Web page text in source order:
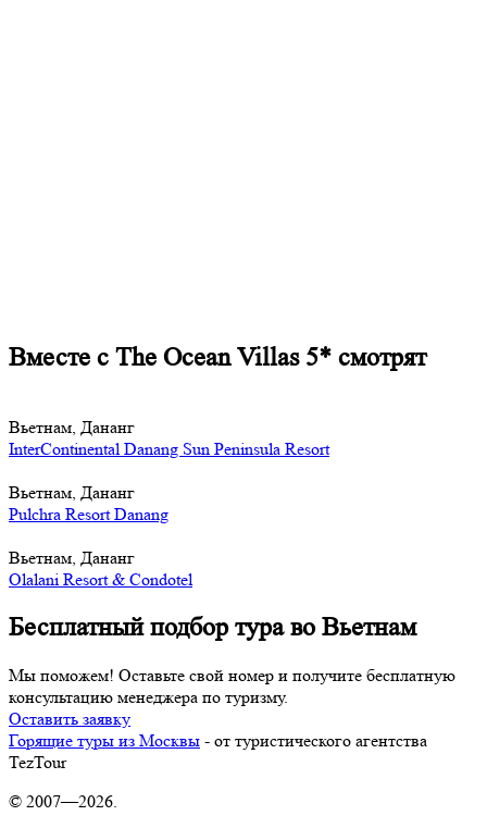
Вместе с The Ocean Villas 5* смотрят
Вьетнам, Дананг
InterContinental Danang Sun Peninsula Resort
Вьетнам, Дананг
Pulchra Resort Danang
Вьетнам, Дананг
Olalani Resort & Condotel
Бесплатный подбор тура во Вьетнам
Мы поможем! Оставьте свой номер и получите бесплатную
консультацию менеджера по туризму.
Оставить заявку
Горящие туры из Москвы - от туристического агентства
TezTour
© 2007—2026.